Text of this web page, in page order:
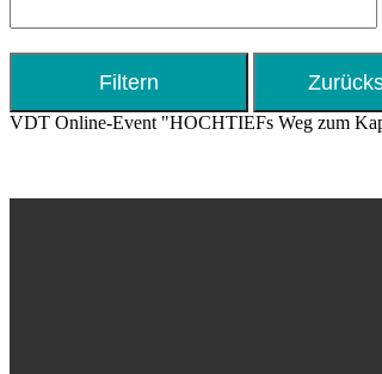
VDT Online-Event "HOCHTIEFs Weg zum